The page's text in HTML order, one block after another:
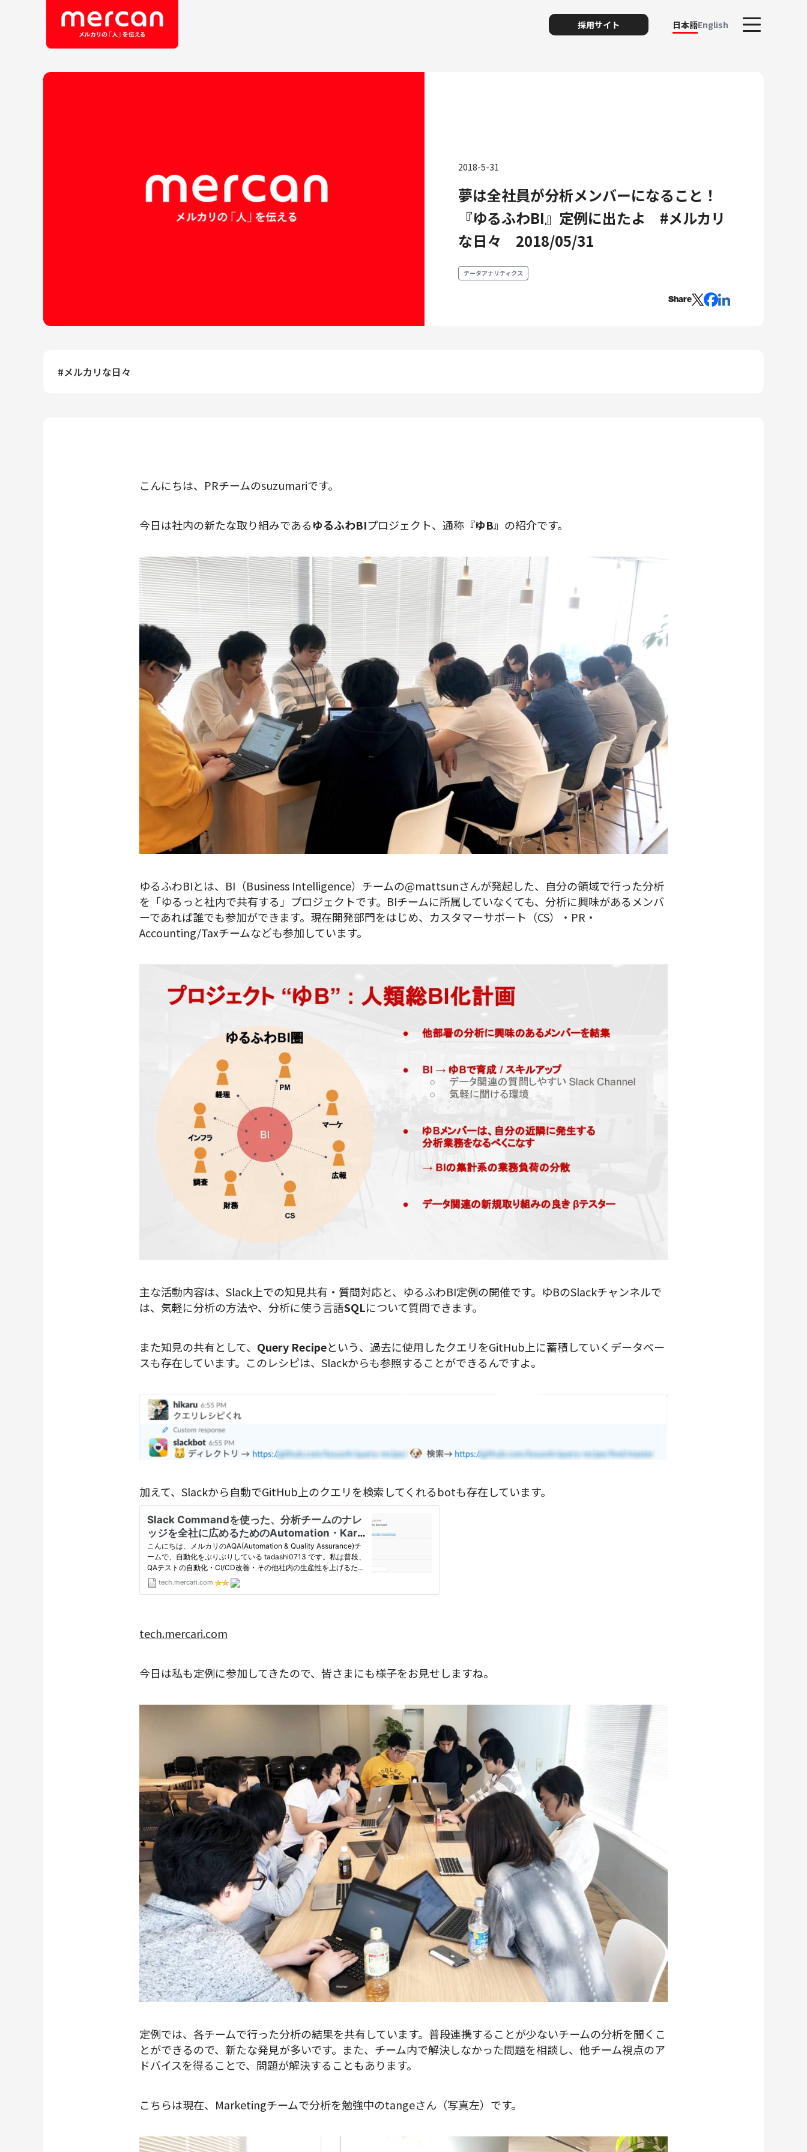
採用サイト 日本語English
鹿島アントラーズ
Ads
メルカリ
エンジニアリング
エンジニアリング
コーポレートエンジニアリング
プロダクト・ビジネス
マーケティング・PR
プロダクトマネジメント
コーポレート
財務・経理
内部監査・リスク
人事
セキュリティ・プライバシー
2018-5-31
夢は全社員が分析メンバーになること！
『ゆるふわBI』定例に出たよ #メルカリ
な日々 2018/05/31
データアナリティクス
Share
#メルカリな日々
こんにちは、PRチームのsuzumariです。
今日は社内の新たな取り組みであるゆるふわBIプロジェクト、通称 『ゆB』 の紹介です。
ゆるふわBIとは、BI（Business Intelligence）チームの@mattsunさんが発起した、自分の領域で行った分析
を「ゆるっと社内で共有する」プロジェクトです。BIチームに所属していなくても、分析に興味があるメンバ
ーであれば誰でも参加ができます。現在開発部門をはじめ、カスタマーサポート（CS）・PR・
Accounting/Taxチームなども参加しています。
主な活動内容は、Slack上での知見共有・質問対応と、ゆるふわBI定例の開催です。ゆBのSlackチャンネルで
は、気軽に分析の方法や、分析に使う言語SQLについて質問できます。
また知見の共有として、 Query Recipeという、過去に使用したクエリをGitHub上に蓄積していくデータベー
スも存在しています。このレシピは、Slackからも参照することができるんですよ。
加えて、Slackから自動でGitHub上のクエリを検索してくれるbotも存在しています。
tech.mercari.com
今日は私も定例に参加してきたので、皆さまにも様子をお見せしますね。
定例では、各チームで行った分析の結果を共有しています。普段連携することが少ないチームの分析を聞くこ
とができるので、新たな発見が多いです。また、チーム内で解決しなかった問題を相談し、他チーム視点のア
ドバイスを得ることで、問題が解決することもあります。
こちらは現在、Marketingチームで分析を勉強中のtangeさん（写真左）です。